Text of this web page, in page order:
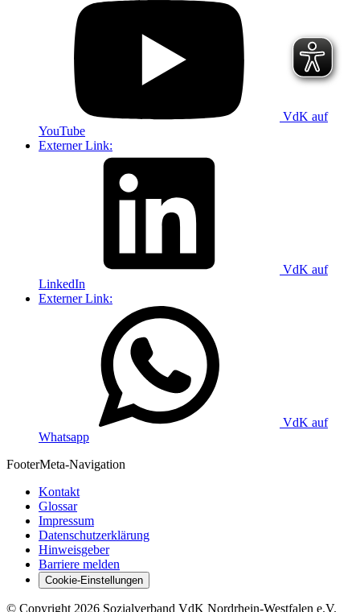
VdK auf
YouTube
Externer Link:
VdK auf
LinkedIn
Externer Link:
VdK auf
Whatsapp
FooterMeta-Navigation
Kontakt
Glossar
Impressum
Datenschutzerklärung
Hinweisgeber
Barriere melden
Cookie-Einstellungen
© Copyright 2026 Sozialverband VdK Nordrhein-Westfalen e.V.